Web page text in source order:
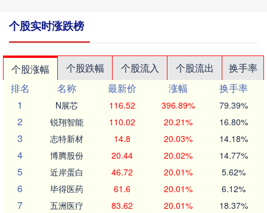
个股实时涨跌榜
个股涨幅 个股跌幅 个股流入 个股流出
换手率
排名
名称 最新价 涨幅
换手率
1
N展芯 116.52 396.89% 79.39%
2 锐翔智能 110.02 20.21% 16.80%
3 志特新材 14.8 20.03% 14.18%
4 博腾股份 20.44 20.02% 14.77%
5 近岸蛋白 46.72 20.01% 5.62%
6 毕得医药 61.6 20.01% 6.12%
7 五洲医疗 83.62 20.01% 18.37%